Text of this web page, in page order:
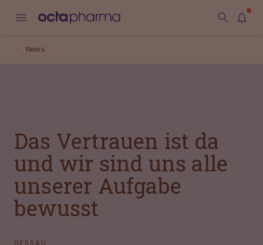
News
Das Vertrauen ist da
und wir sind uns alle
unserer Aufgabe
bewusst
DESSAU